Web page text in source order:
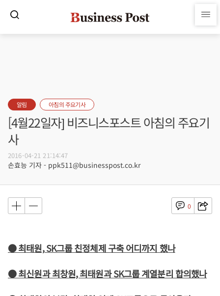
알림 아침의 주요기사
[4월22일자] 비즈니스포스트 아침의 주요기
사
2016-04-21 21:14:47
손효능 기자 - ppk511@businesspost.co.kr
0
● 최태원, SK그룹 친정체제 구축 어디까지 했나
● 최신원과 최창원, 최태원과 SK그룹 계열분리 합의했나